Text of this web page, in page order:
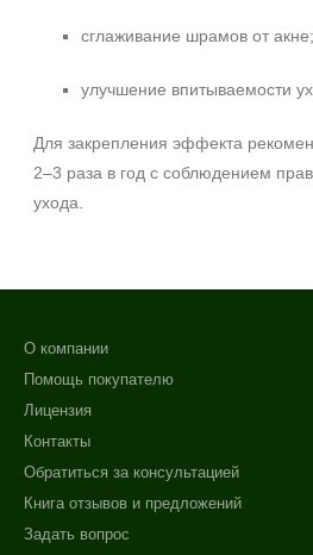
сглаживание шрамов от акне;
улучшение впитываемости
Для закрепления эффекта
2–3 раза в год с соблюдением
ухода.
О компании
Помощь покупателю
Лицензия
Контакты
Обратиться за консультацией
Книга отзывов и предложений
Задать вопрос